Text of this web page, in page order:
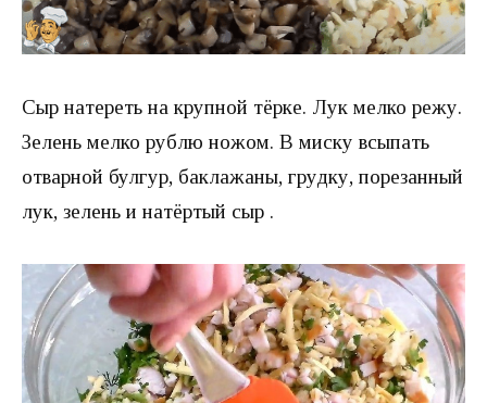
Сыр натереть на крупной тёрке. Лук мелко режу.
Зелень мелко рублю ножом. В миску всыпать
отварной булгур, баклажаны, грудку, порезанный
лук, зелень и натёртый сыр .